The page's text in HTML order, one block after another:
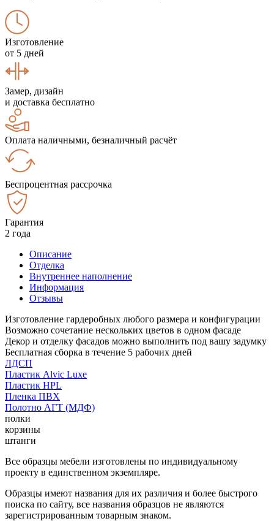
Изготовление
от 5 дней
Замер, дизайн
и доставка бесплатно
Оплата наличными, безналичный расчёт
Беспроцентная рассрочка
Гарантия
2 года
Описание
Отделка
Внутреннее наполнение
Информация
Отзывы
Изготовление гардеробных любого размера и конфигурации
Возможно сочетание нескольких цветов в одном фасаде
Декор и отделку фасадов можно выполнить под вашу задумку
Бесплатная сборка в течение 5 рабочих дней
ЛДСП
Пластик Alvic Luxe
Пластик HPL
Пленка ПВХ
Полотно АГТ (МДФ)
полки
корзины
штанги
Все образцы мебели изготовлены по индивидуальному
проекту в единственном экземпляре.
Образцы имеют названия для их различия и более быстрого
поиска по сайту, все названия образцов не являются
зарегистрированным товарным знаком.